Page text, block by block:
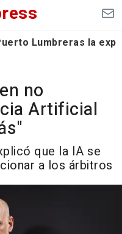
Lumbreras la
no
Artificial
que la IA se
a los árbitros